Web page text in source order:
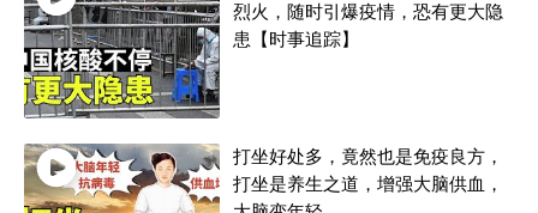
烈火，随时引爆疫情，恐有更大隐
患【时事追踪】
打坐好处多，竟然也是免疫良方，
打坐是养生之道，增强大脑供血，